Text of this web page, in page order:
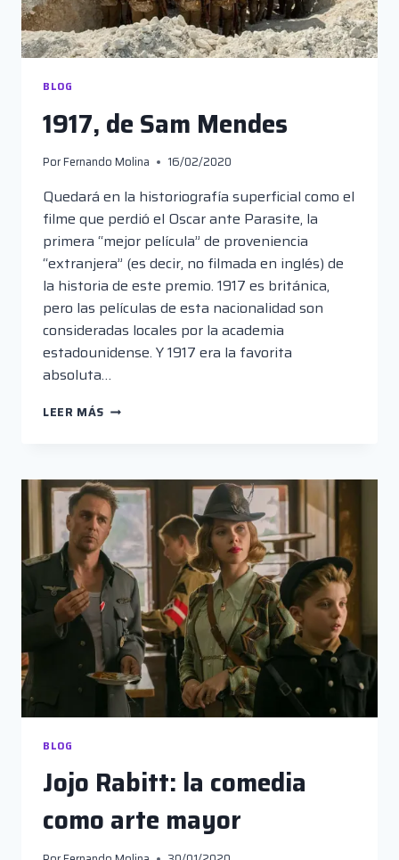
BLOG
1917, de Sam Mendes
PorFernando Molina 16/02/2020
Quedará en la historiografía superficial como el
filme que perdió el Oscar ante Parasite, la
primera “mejor película” de proveniencia
“extranjera” (es decir, no filmada en inglés) de
la historia de este premio. 1917 es británica,
pero las películas de esta nacionalidad son
consideradas locales por la academia
estadounidense. Y 1917 era la favorita
absoluta…
LEER MÁS 1917,
BLOG
Jojo Rabitt: la comedia
como arte mayor